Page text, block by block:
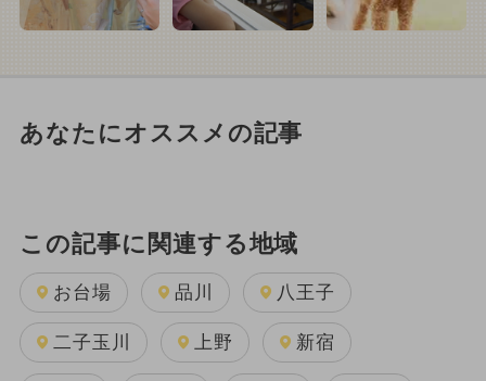
あなたにオススメの記事
この記事に関連する地域
お台場 品川 八王子
二子玉川 上野 新宿